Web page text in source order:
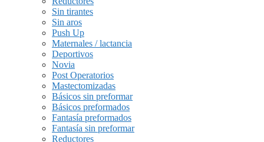
Sin tirantes
Sin aros
Push Up
Maternales / lactancia
Deportivos
Novia
Post Operatorios
Mastectomizadas
Básicos sin preformar
Básicos preformados
Fantasía preformados
Fantasía sin preformar
Reductores